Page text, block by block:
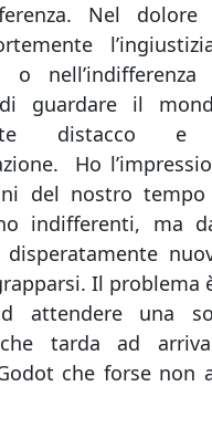
Nel
o
guardare il
distacco e
Ho
del nostro
indifferenti, ma
disperatamente
Il problema
attendere una
tarda ad
che forse non